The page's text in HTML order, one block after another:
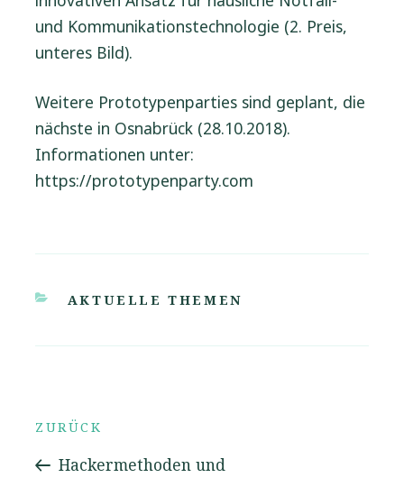
und Kommunikationstechnologie (2. Preis,
unteres Bild).
Weitere Prototypenparties sind geplant, die
nächste in Osnabrück (28.10.2018).
Informationen unter:
https://prototypenparty.com
KATEGORIEN
AKTUELLE THEMEN
Beitrags-
Vorheriger
Beitrag
ZURÜCK
Hackermethoden und